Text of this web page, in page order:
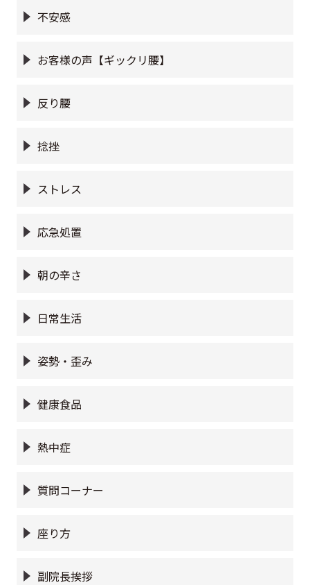
不安感
お客様の声【ギックリ腰】
反り腰
捻挫
ストレス
応急処置
朝の辛さ
日常生活
姿勢・歪み
健康食品
熱中症
質問コーナー
座り方
副院長挨拶